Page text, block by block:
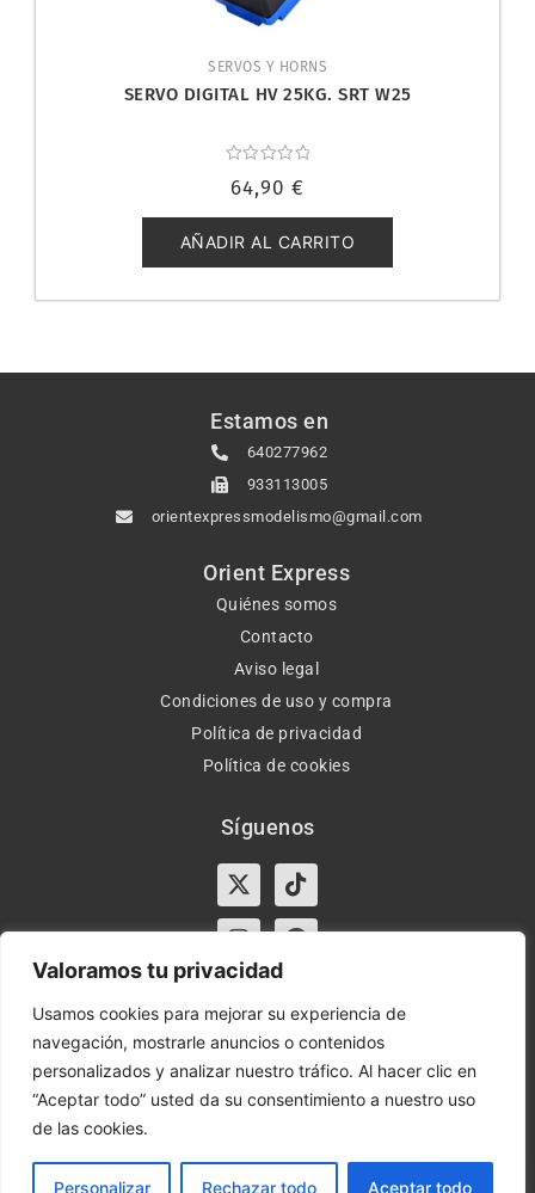
Valoramos tu privacidad
Usamos cookies para mejorar su experiencia de
navegación, mostrarle anuncios o contenidos
personalizados y analizar nuestro tráfico. Al hacer clic en
“Aceptar todo” usted da su consentimiento a nuestro uso
de las cookies.
Personalizar Rechazar todo Aceptar todo
SERVOS Y HORNS
SERVO DIGITAL HV 25KG. SRT W25
con
de
5
64,90 €
AÑADIR AL CARRITO
Estamos en
640277962
933113005
orientexpressmodelismo@gmail.com
Orient Express
Quiénes somos
Contacto
Aviso legal
Condiciones de uso y compra
Política de privacidad
Política de cookies
Síguenos
X-
twitter
Tiktok
InstagramFacebook
Horario:
Lun-Vie de 10:00-13:30 y 17:00-20:00 – Sáb de
10:00-13:30
Orient Express | Copyright 2021 © Todos los derechos